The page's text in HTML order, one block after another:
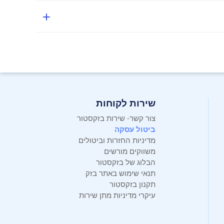
שירות לקוחות
צור קשר- שירות בזקסטור
ביטול עסקה
מדיניות החזרות וביטולים
משווקים מורשים
הבלוג של בזקסטור
תנאי שימוש באתר בזק
תקנון בזקסטור
עיקרי מדיניות מתן שירות